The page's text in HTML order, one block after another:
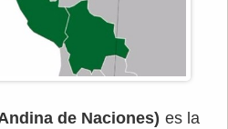
de Naciones) es la